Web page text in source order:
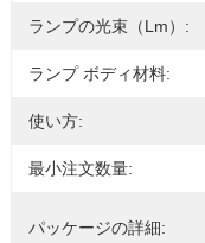
ランプの光束（lm）:
ランプ ボディ材料:
使い方:
最小注文数量:
パッケージの詳細: